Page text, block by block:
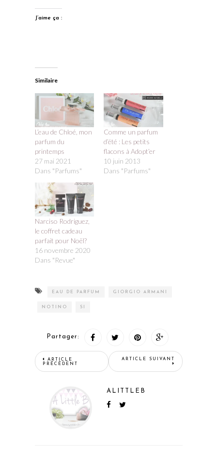
J’aime ça :
Similaire
L’eau de Chloé, mon
parfum du
printemps
27 mai 2021
Dans "Parfums"
Comme un parfum
d’été : Les petits
flacons à Adopt’er
10 juin 2013
Dans "Parfums"
Narciso Rodriguez,
le coffret cadeau
parfait pour Noël?
16 novembre 2020
Dans "Revue"
EAU DE PARFUM GIORGIO ARMANI
NOTINO SI
Partager:
ARTICLE
PRÉCÉDENT
ARTICLE SUIVANT
ALITTLEB